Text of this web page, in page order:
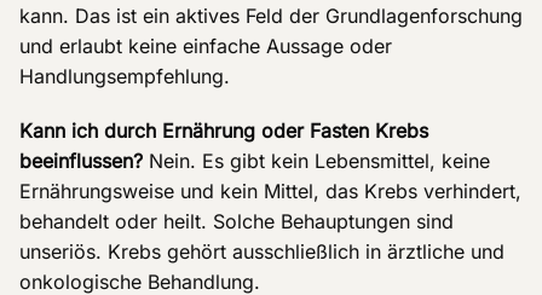
kann. Das ist ein aktives Feld der Grundlagenforschung
und erlaubt keine einfache Aussage oder
Handlungsempfehlung.
Kann ich durch Ernährung oder Fasten Krebs
beeinflussen? Nein. Es gibt kein Lebensmittel, keine
Ernährungsweise und kein Mittel, das Krebs verhindert,
behandelt oder heilt. Solche Behauptungen sind
unseriös. Krebs gehört ausschließlich in ärztliche und
onkologische Behandlung.